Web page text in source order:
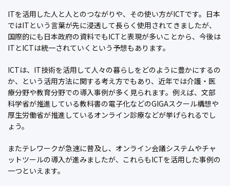
ITを活用した人と人とのつながりや、その使い方がICTです。日本
ではITという言葉が先に浸透して長らく使用されてきましたが、
国際的にも日本政府の資料でもICTと表現が多いことから、今後は
ITとICTは統一されていくという予想もあります。
ICTは、IT技術を活用して人々の暮らしをどのように豊かにするの
か、という活用方法に関する考え方でもあり、近年では介護・医
療分野や教育分野での導入事例が多く見られます。例えば、文部
科学省が推進している教科書の電子化などのGIGAスクール構想や
厚生労働省が推進しているオンライン診療などが挙げられるでし
ょう。
またテレワークが急速に普及し、オンライン会議システムやチャ
ットツールの導入が進みましたが、これらもICTを活用した事例の
一つといえます。